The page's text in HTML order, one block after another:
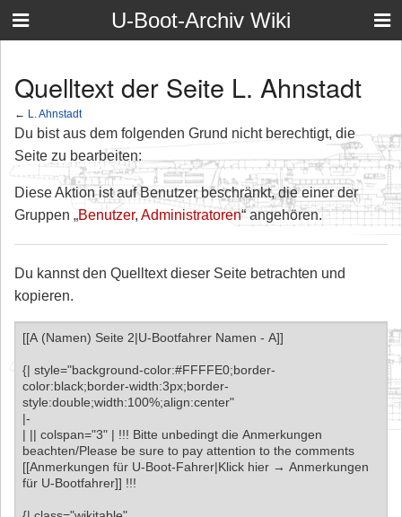
U-Boot-Archiv Wiki
Quelltext der Seite L. Ahnstadt
← L. Ahnstadt
Du bist aus dem folgenden Grund nicht berechtigt, die
Seite zu bearbeiten:
Diese Aktion ist auf Benutzer beschränkt, die einer der
Gruppen „Benutzer, Administratoren“ angehören.
Du kannst den Quelltext dieser Seite betrachten und
kopieren.